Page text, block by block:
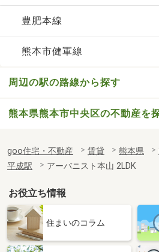
豊肥本線
熊本市健軍線
周辺の駅の路線から探す
熊本県熊本市中央区の不動産を
goo住宅・不動産 賃貸 熊本県
平成駅
アーバニスト本山 2LDK
お役立ち情報
住まいのコラム